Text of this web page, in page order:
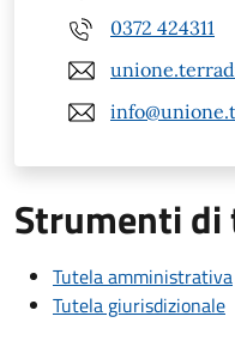
0372 424311
Strumenti
Tutela amministrativa
Tutela giurisdizionale